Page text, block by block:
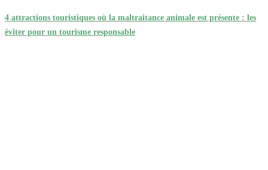
4 attractions touristiques où la maltraitance animale est présente : les
éviter pour un tourisme responsable